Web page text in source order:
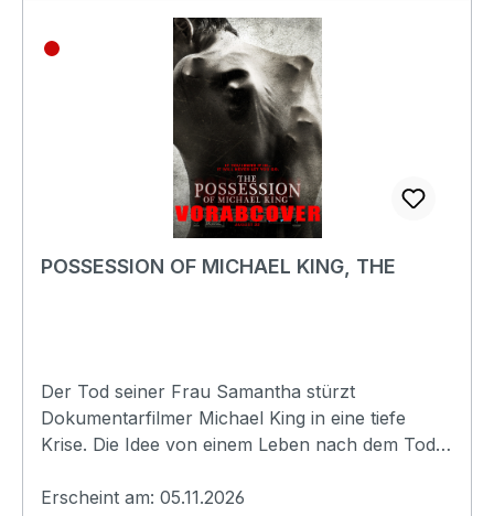
PALTonformat(e):Deutsch Dolby
Digital 5.1Englisch Dolby
Digital 5.1Untertitel:DeutschBildformat(e):2,39
(16:9 Anamorph)Produktion:2026
USARegisseur:Sébastien
VanicekSchauspieler:Luciane BuchananHunter
DoohanSouheila Yacoub Victory Ndukwe Tandi
Wright Erroll Shand Keanu Karim George
PullarEAN:4020628532819Angaben zum
Produktsicherheitsverordnung)Herstellerinforma
POSSESSION OF MICHAEL KING, THE
Der Tod seiner Frau Samantha stürzt
Dokumentarfilmer Michael King in eine tiefe
Krise. Die Idee von einem Leben nach dem Tod
da Samantha fest an die Existenz spiritueller
Erscheint am: 05.11.2026